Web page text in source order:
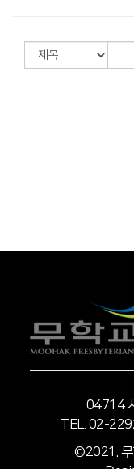
04714
TEL. 02-
©2021. 무